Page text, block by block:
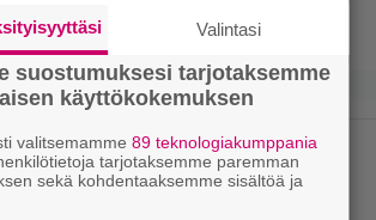
konsertti
Valintasi
suostumuksesi tarjotaksemme
käyttökokemuksen
valitsemamme89 teknologiakumppania
tarjotaksemme paremman
sekä kohdentaaksemme sisältöä ja